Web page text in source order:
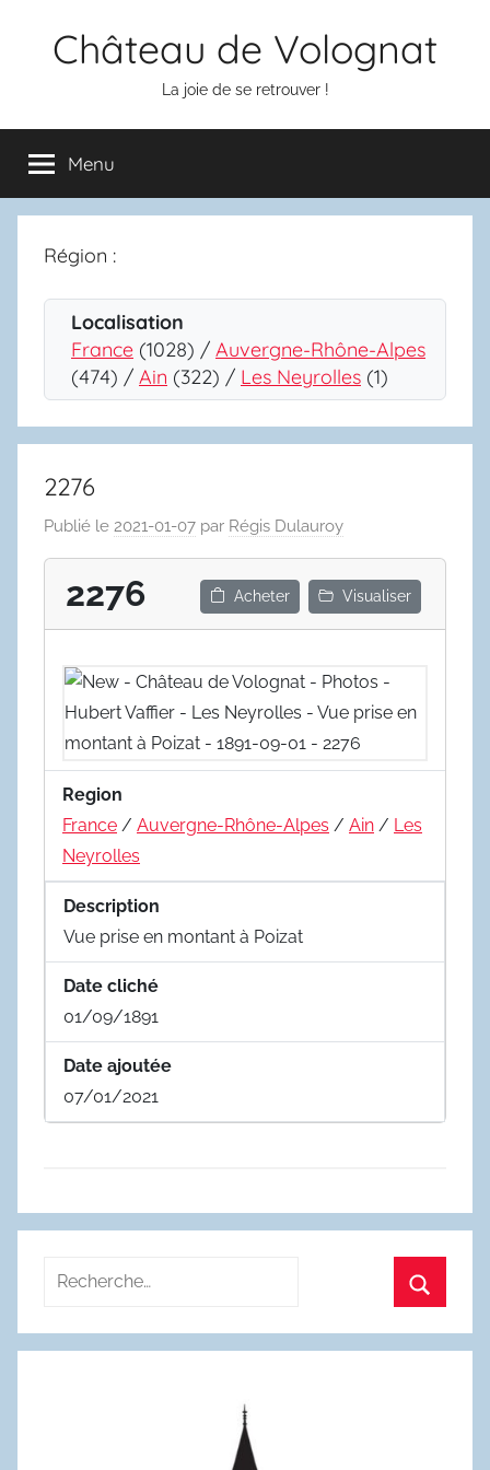
Château de Volognat
La joie de se retrouver !
Menu
Région :
Localisation
France (1028) / Auvergne-Rhône-Alpes
(474) / Ain (322) / Les Neyrolles (1)
2276
Publié le 2021-01-07 par Régis Dulauroy
2276 Acheter Visualiser
Region
France / Auvergne-Rhône-Alpes / Ain / Les
Neyrolles
Description
Vue prise en montant à Poizat
Date cliché
01/09/1891
Date ajoutée
07/01/2021
Recherche
: